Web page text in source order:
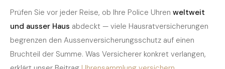
Prüfen Sie vor jeder Reise, ob Ihre Police Uhren weltweit
und ausser Haus abdeckt — viele Hausratversicherungen
begrenzen den Aussenversicherungsschutz auf einen
Bruchteil der Summe. Was Versicherer konkret verlangen,